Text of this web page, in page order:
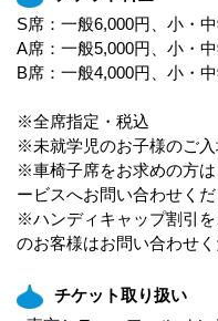
S席：一般6,000円、小・
A席：一般5,000円、小・
B席：一般4,000円、小・
※全席指定・税込
※未就学児のお子様のご入
※車椅子席をお求めの方
ービスへお問い合わせくだ
※ハンディキャップ割引
のお客様はお問い合わせく
チケット取り扱い